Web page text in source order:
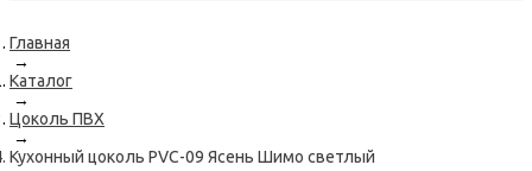
Главная
→
Каталог
→
Цоколь ПВХ
→
Кухонный цоколь PVC-09 Ясень Шимо светлый